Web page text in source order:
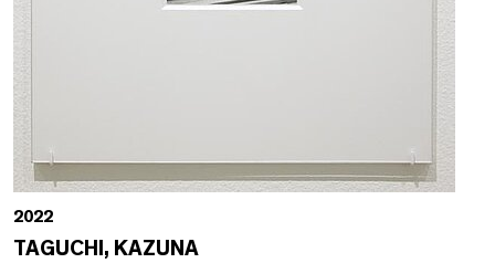
2022
TAGUCHI, KAZUNA